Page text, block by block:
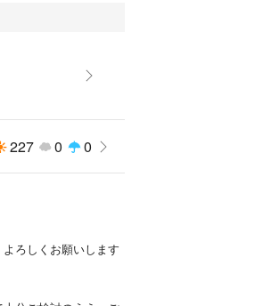
227 0 0
ろしくお願いします